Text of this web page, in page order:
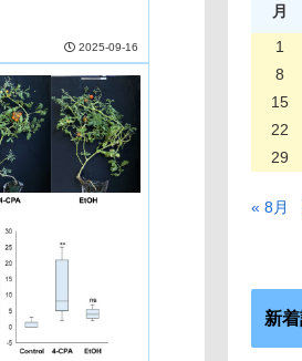
2025-09-16
月
1
8
15
22
29
« 8月
新